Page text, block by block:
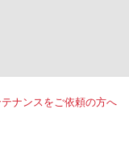
ナンスをご依頼の方へ